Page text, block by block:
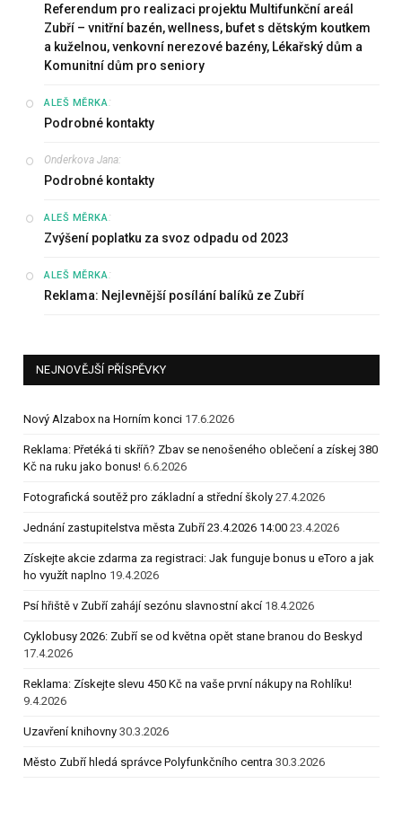
Referendum pro realizaci projektu Multifunkční areál
Zubří – vnitřní bazén, wellness, bufet s dětským koutkem
a kuželnou, venkovní nerezové bazény, Lékařský dům a
Komunitní dům pro seniory
ALEŠ MĚRKA:
Podrobné kontakty
Onderkova Jana:
Podrobné kontakty
ALEŠ MĚRKA:
Zvýšení poplatku za svoz odpadu od 2023
ALEŠ MĚRKA:
Reklama: Nejlevnější posílání balíků ze Zubří
NEJNOVĚJŠÍ PŘÍSPĚVKY
Nový Alzabox na Horním konci 17.6.2026
Reklama: Přetéká ti skříň? Zbav se nenošeného oblečení a získej 380
Kč na ruku jako bonus! 6.6.2026
Fotografická soutěž pro základní a střední školy 27.4.2026
Jednání zastupitelstva města Zubří 23.4.2026 14:00 23.4.2026
Získejte akcie zdarma za registraci: Jak funguje bonus u eToro a jak
ho využít naplno 19.4.2026
Psí hřiště v Zubří zahájí sezónu slavnostní akcí 18.4.2026
Cyklobusy 2026: Zubří se od května opět stane branou do Beskyd
17.4.2026
Reklama: Získejte slevu 450 Kč na vaše první nákupy na Rohlíku!
9.4.2026
Uzavření knihovny 30.3.2026
Město Zubří hledá správce Polyfunkčního centra 30.3.2026